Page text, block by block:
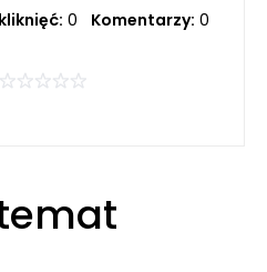
0 Komentarzy: 0